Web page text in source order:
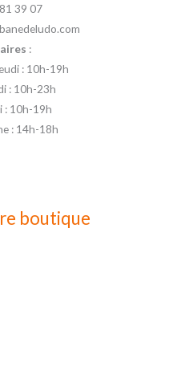
39 07
:
: 10h-19h
: 10h-23h
: 10h-19h
: 14h-18h
boutique